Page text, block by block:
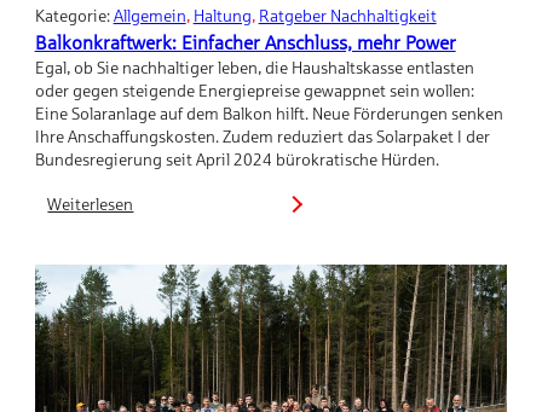
Kategorie:Allgemein, Haltung, Ratgeber Nachhaltigkeit
Balkonkraftwerk: Einfacher Anschluss, mehr Power
Egal, ob Sie nachhaltiger leben, die Haushaltskasse entlasten
oder gegen steigende Energiepreise gewappnet sein wollen:
Eine Solaranlage auf dem Balkon hilft. Neue Förderungen senken
Ihre Anschaffungskosten. Zudem reduziert das Solarpaket I der
Bundesregierung seit April 2024 bürokratische Hürden.
Weiterlesen
:
Anschluss,
mehr
Power